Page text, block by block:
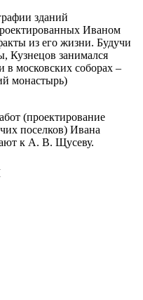
зданий
Иваном
из его жизни. Будучи
Кузнецов занимался
в московских соборах –
монастырь)
(проектирование
поселков) Ивана
к А. В. Щусеву.